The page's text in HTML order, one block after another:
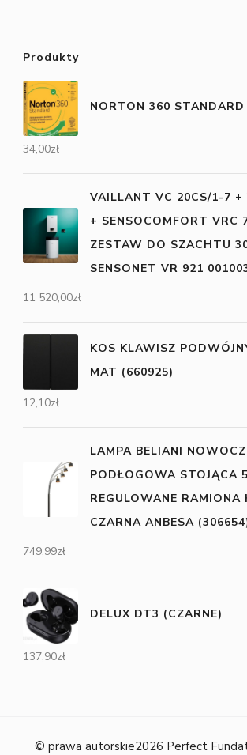
Produkty
NORTON 360
34,00zł
VAILLANT VC 20CS/1-7 +
+ SENSOCOMFORT VRC
ZESTAW DO SZACHTU
SENSONET VR 921
11 520,00zł
KOS KLAWISZ
MAT (660925)
12,10zł
LAMPA BELIANI
PODŁOGOWA STOJĄCA
REGULOWANE RAMIONA
CZARNA ANBESA
749,99zł
DELUX DT3 (CZARNE)
137,90zł
© prawa autorskie2026 Perfect